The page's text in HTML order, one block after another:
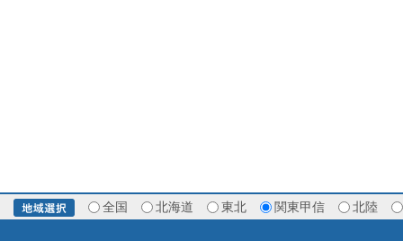
全国 北海道 東北 関東甲信 北陸